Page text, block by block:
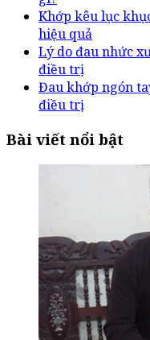
Khớp kêu lục
hiệu quả
Lý do đau nhức
điều trị
Đau khớp ngón
điều trị
Bài viết nổi bật